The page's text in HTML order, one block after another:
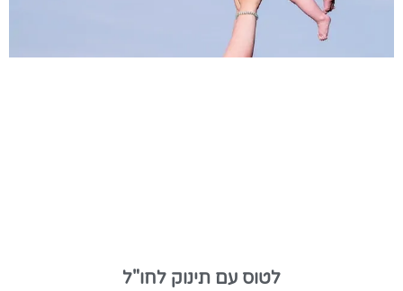
לטוס עם תינוק לחו"ל